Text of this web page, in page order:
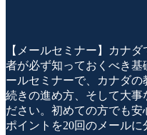
【メールセミナー】カナ
者が必ず知っておくべき基
ールセミナーで、カナダ
続きの進め方、そして大事
ださい。初めての方でも
ポイントを20回のメールに